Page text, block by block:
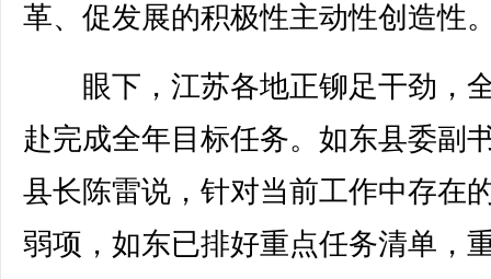
革、促发展的积极性主动性创造性
眼下，江苏各地正铆足干劲，
赴完成全年目标任务。如东县委副
县长陈雷说，针对当前工作中存在
弱项，如东已排好重点任务清单，